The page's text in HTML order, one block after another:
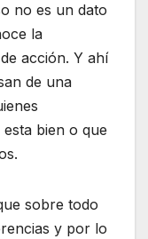
no es un dato
la
acción. Y ahí
de una
bien o que
sobre todo
y por lo